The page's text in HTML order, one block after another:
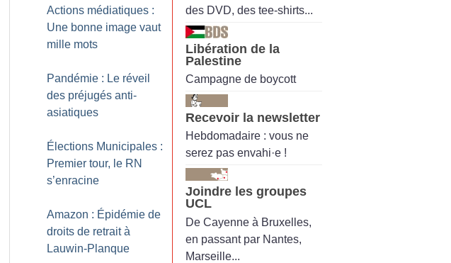
Actions médiatiques :
Une bonne image vaut
mille mots
Pandémie : Le réveil
des préjugés anti-
asiatiques
Élections Municipales :
Premier tour, le RN
s’enracine
Amazon : Épidémie de
droits de retrait à
Lauwin-Planque
des DVD, des tee-shirts...
Libération de la
Palestine
Campagne de boycott
Recevoir la newsletter
Hebdomadaire : vous ne
serez pas envahi·e !
Joindre les groupes
UCL
De Cayenne à Bruxelles,
en passant par Nantes,
Marseille...